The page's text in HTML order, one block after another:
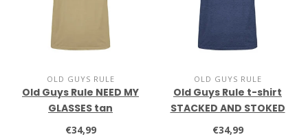
OLD GUYS RULE
Old Guys Rule NEED MY
GLASSES tan
€34,99
OLD GUYS RULE
Old Guys Rule t-shirt
STACKED AND STOKED
heather navy
€34,99